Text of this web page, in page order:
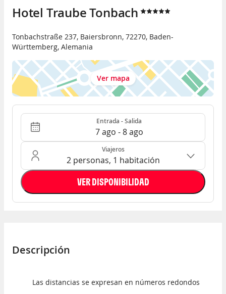
Hotel Traube Tonbach
Tonbachstraße 237, Baiersbronn, 72270, Baden-
Württemberg, Alemania
Ver mapa
Entrada - Salida Entrada - Salida
7 ago - 8 ago
Ocupación: 2 personas, 1 habitación
Viajeros
2 personas, 1 habitación
VER DISPONIBILIDAD
Descripción
Las distancias se expresan en números redondos